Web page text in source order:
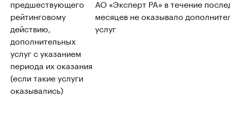
предшествующего
рейтинговому
действию,
дополнительных
услуг с указанием
периода их оказания
(если такие услуги
оказывались)
АО «Эксперт РА» в течение
месяцев не оказывало
услуг